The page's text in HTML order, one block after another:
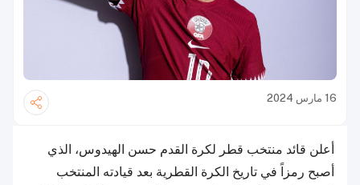
16 مارس 2024
أعلن قائد منتخب قطر لكرة القدم حسن الهيدوس، الذي
أصبح رمزاً في تاريخ الكرة القطرية بعد قيادته المنتخب